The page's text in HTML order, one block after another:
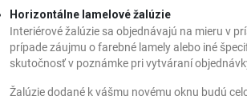
Horizontálne lamelové žalúzie
Interiérové žalúzie sa objednávajú na mieru v
prípade záujmu o farebné lamely alebo iné
skutočnosť v poznámke pri vytváraní
Žalúzie dodané k vášmu novému oknu budú